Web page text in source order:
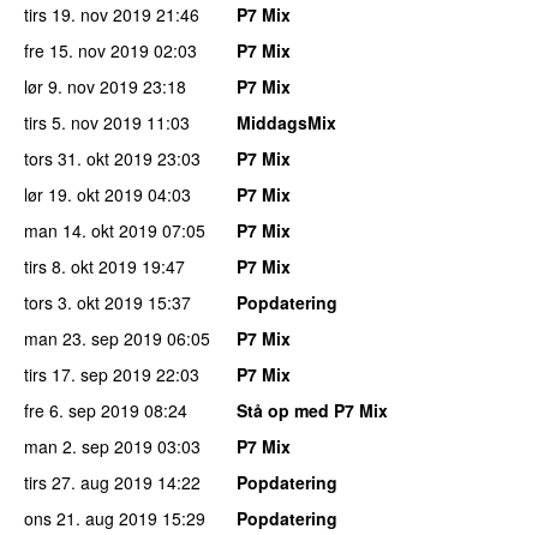
tirs 19. nov 2019 21:46
P7 Mix
fre 15. nov 2019 02:03
P7 Mix
lør 9. nov 2019 23:18
P7 Mix
tirs 5. nov 2019 11:03
MiddagsMix
tors 31. okt 2019 23:03
P7 Mix
lør 19. okt 2019 04:03
P7 Mix
man 14. okt 2019 07:05
P7 Mix
tirs 8. okt 2019 19:47
P7 Mix
tors 3. okt 2019 15:37
Popdatering
man 23. sep 2019 06:05
P7 Mix
tirs 17. sep 2019 22:03
P7 Mix
fre 6. sep 2019 08:24
Stå op med P7 Mix
man 2. sep 2019 03:03
P7 Mix
tirs 27. aug 2019 14:22
Popdatering
ons 21. aug 2019 15:29
Popdatering